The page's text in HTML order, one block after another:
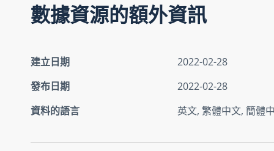
數據資源的額外資訊
建立日期
2022-02-28
發布日期
2022-02-28
資料的語言
英文, 繁體中文, 簡體